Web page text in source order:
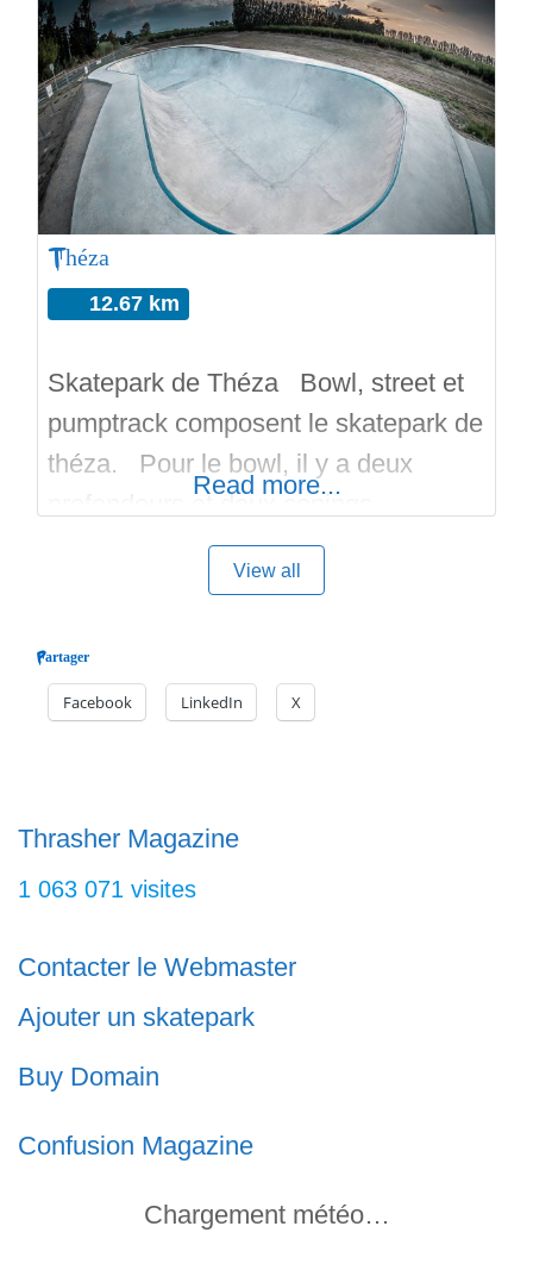
Pumptrack et Skatepark a Perpignan.
Théza
12.67 km
Skatepark de Théza Bowl, street et
pumptrack composent le skatepark de
théza. Pour le bowl, il y a deux
différents. Un coping en acier est un
coping en pool margelles. c’est un
bien distinctes. Pour le street on
retrouve: des courbes, des plans
Read more...
View all
Partager
Facebook LinkedIn X
Thrasher Magazine
1 063 071 visites
Contacter le Webmaster
Ajouter un skatepark
Buy Domain
Confusion Magazine
Chargement météo…